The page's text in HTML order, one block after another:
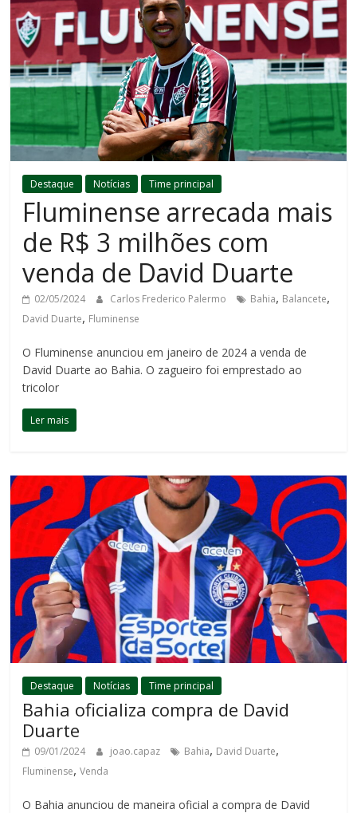
Destaque Notícias Time principal
Fluminense arrecada mais
de R$ 3 milhões com
venda de David Duarte
02/05/2024 Carlos Frederico Palermo Bahia, Balancete,
David Duarte, Fluminense
O Fluminense anunciou em janeiro de 2024 a venda de
David Duarte ao Bahia. O zagueiro foi emprestado ao
tricolor
Ler mais
Destaque Notícias Time principal
Bahia oficializa compra de David
Duarte
09/01/2024 joao.capaz Bahia, David Duarte,
Fluminense,Venda
O Bahia anunciou de maneira oficial a compra de David